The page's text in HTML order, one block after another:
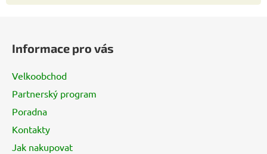
Informace pro vás
Velkoobchod
Partnerský program
Poradna
Kontakty
Jak nakupovat